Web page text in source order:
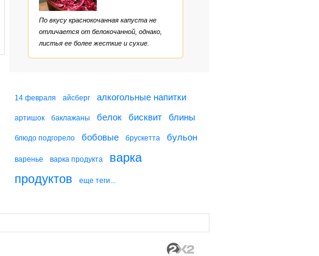
По вкусу краснокочанная капуста не
отличается от белокочанной, однако,
листья ее более жесткие и сухие.
14 февраля айсберг алкогольные напитки
артишок баклажаны белок бисквит блины
блюдо подгорело бобовые брускетта бульон
варенье варка продукта
варка
продуктов
еще теги...